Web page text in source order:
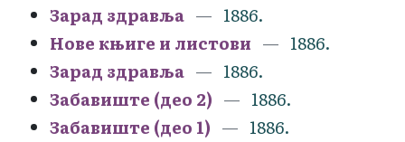
Зарад здравља
1886.
Нове књиге и листови
1886.
Зарад здравља
1886.
Забавиште (део 2)
1886.
Забавиште (део 1)
1886.